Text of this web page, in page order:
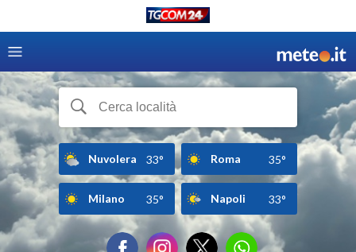
Nuvolera 33° Roma 35°
Milano 35° Napoli 33°